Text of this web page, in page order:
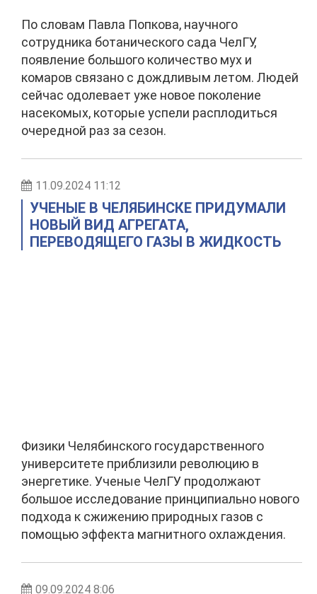
По словам Павла Попкова, научного
сотрудника ботанического сада ЧелГУ,
появление большого количество мух и
комаров связано с дождливым летом. Людей
сейчас одолевает уже новое поколение
насекомых, которые успели расплодиться
очередной раз за сезон.
11.09.2024 11:12
УЧЕНЫЕ В ЧЕЛЯБИНСКЕ ПРИДУМАЛИ
НОВЫЙ ВИД АГРЕГАТА,
ПЕРЕВОДЯЩЕГО ГАЗЫ В ЖИДКОСТЬ
Физики Челябинского государственного
университете приблизили революцию в
энергетике. Ученые ЧелГУ продолжают
большое исследование принципиально нового
подхода к сжижению природных газов с
помощью эффекта магнитного охлаждения.
09.09.2024 8:06